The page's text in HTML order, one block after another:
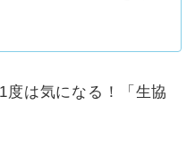
度は気になる！「生協